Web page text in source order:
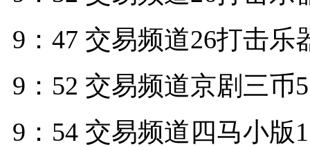
9：47 交易频道26打击乐
9：52 交易频道京剧三币
9：54 交易频道四马小版